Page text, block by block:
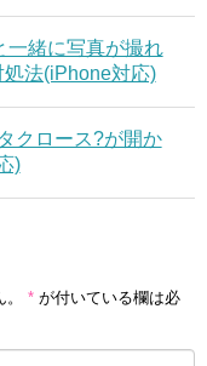
一緒に写真が撮れ
法(iPhone対応)
クロース?が開か
)
* が付いている欄は必